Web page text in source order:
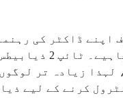
اپنے ڈاکٹر کی
بند کر دینا
لہذا زیادہ تر
کرنے کے لیے